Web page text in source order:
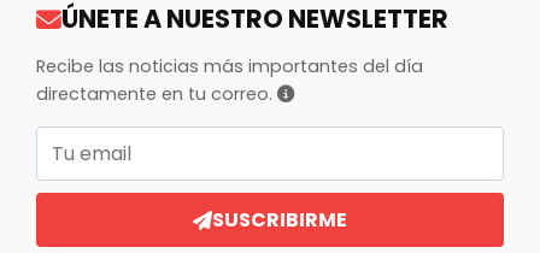
ÚNETE A NUESTRO NEWSLETTER
Recibe las noticias más importantes del día
directamente en tu correo.
Correo electrónico
SUSCRIBIRME